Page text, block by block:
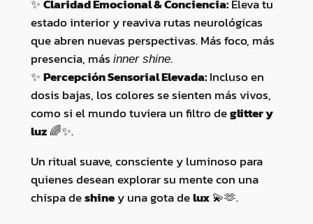
c
a
t
u
✨ Claridad Emocional & Conciencia:Eleva tu
estado interior y reaviva rutas neurológicas
que abren nuevas perspectivas. Más foco, más
presencia, más inner shine.
✨ Percepción Sensorial Elevada:Incluso en
dosis bajas, los colores se sienten más vivos,
como si el mundo tuviera un filtro deglitter y
luz🌈✨.
Un ritual suave, consciente y luminoso para
quienes desean explorar su mente con una
chispa deshiney una gota delux💫🫶.